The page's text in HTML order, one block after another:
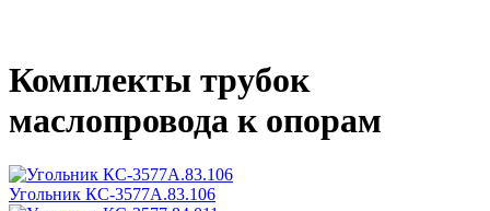
Комплекты трубок
маслопровода к опорам
Угольник КС-3577А.83.106